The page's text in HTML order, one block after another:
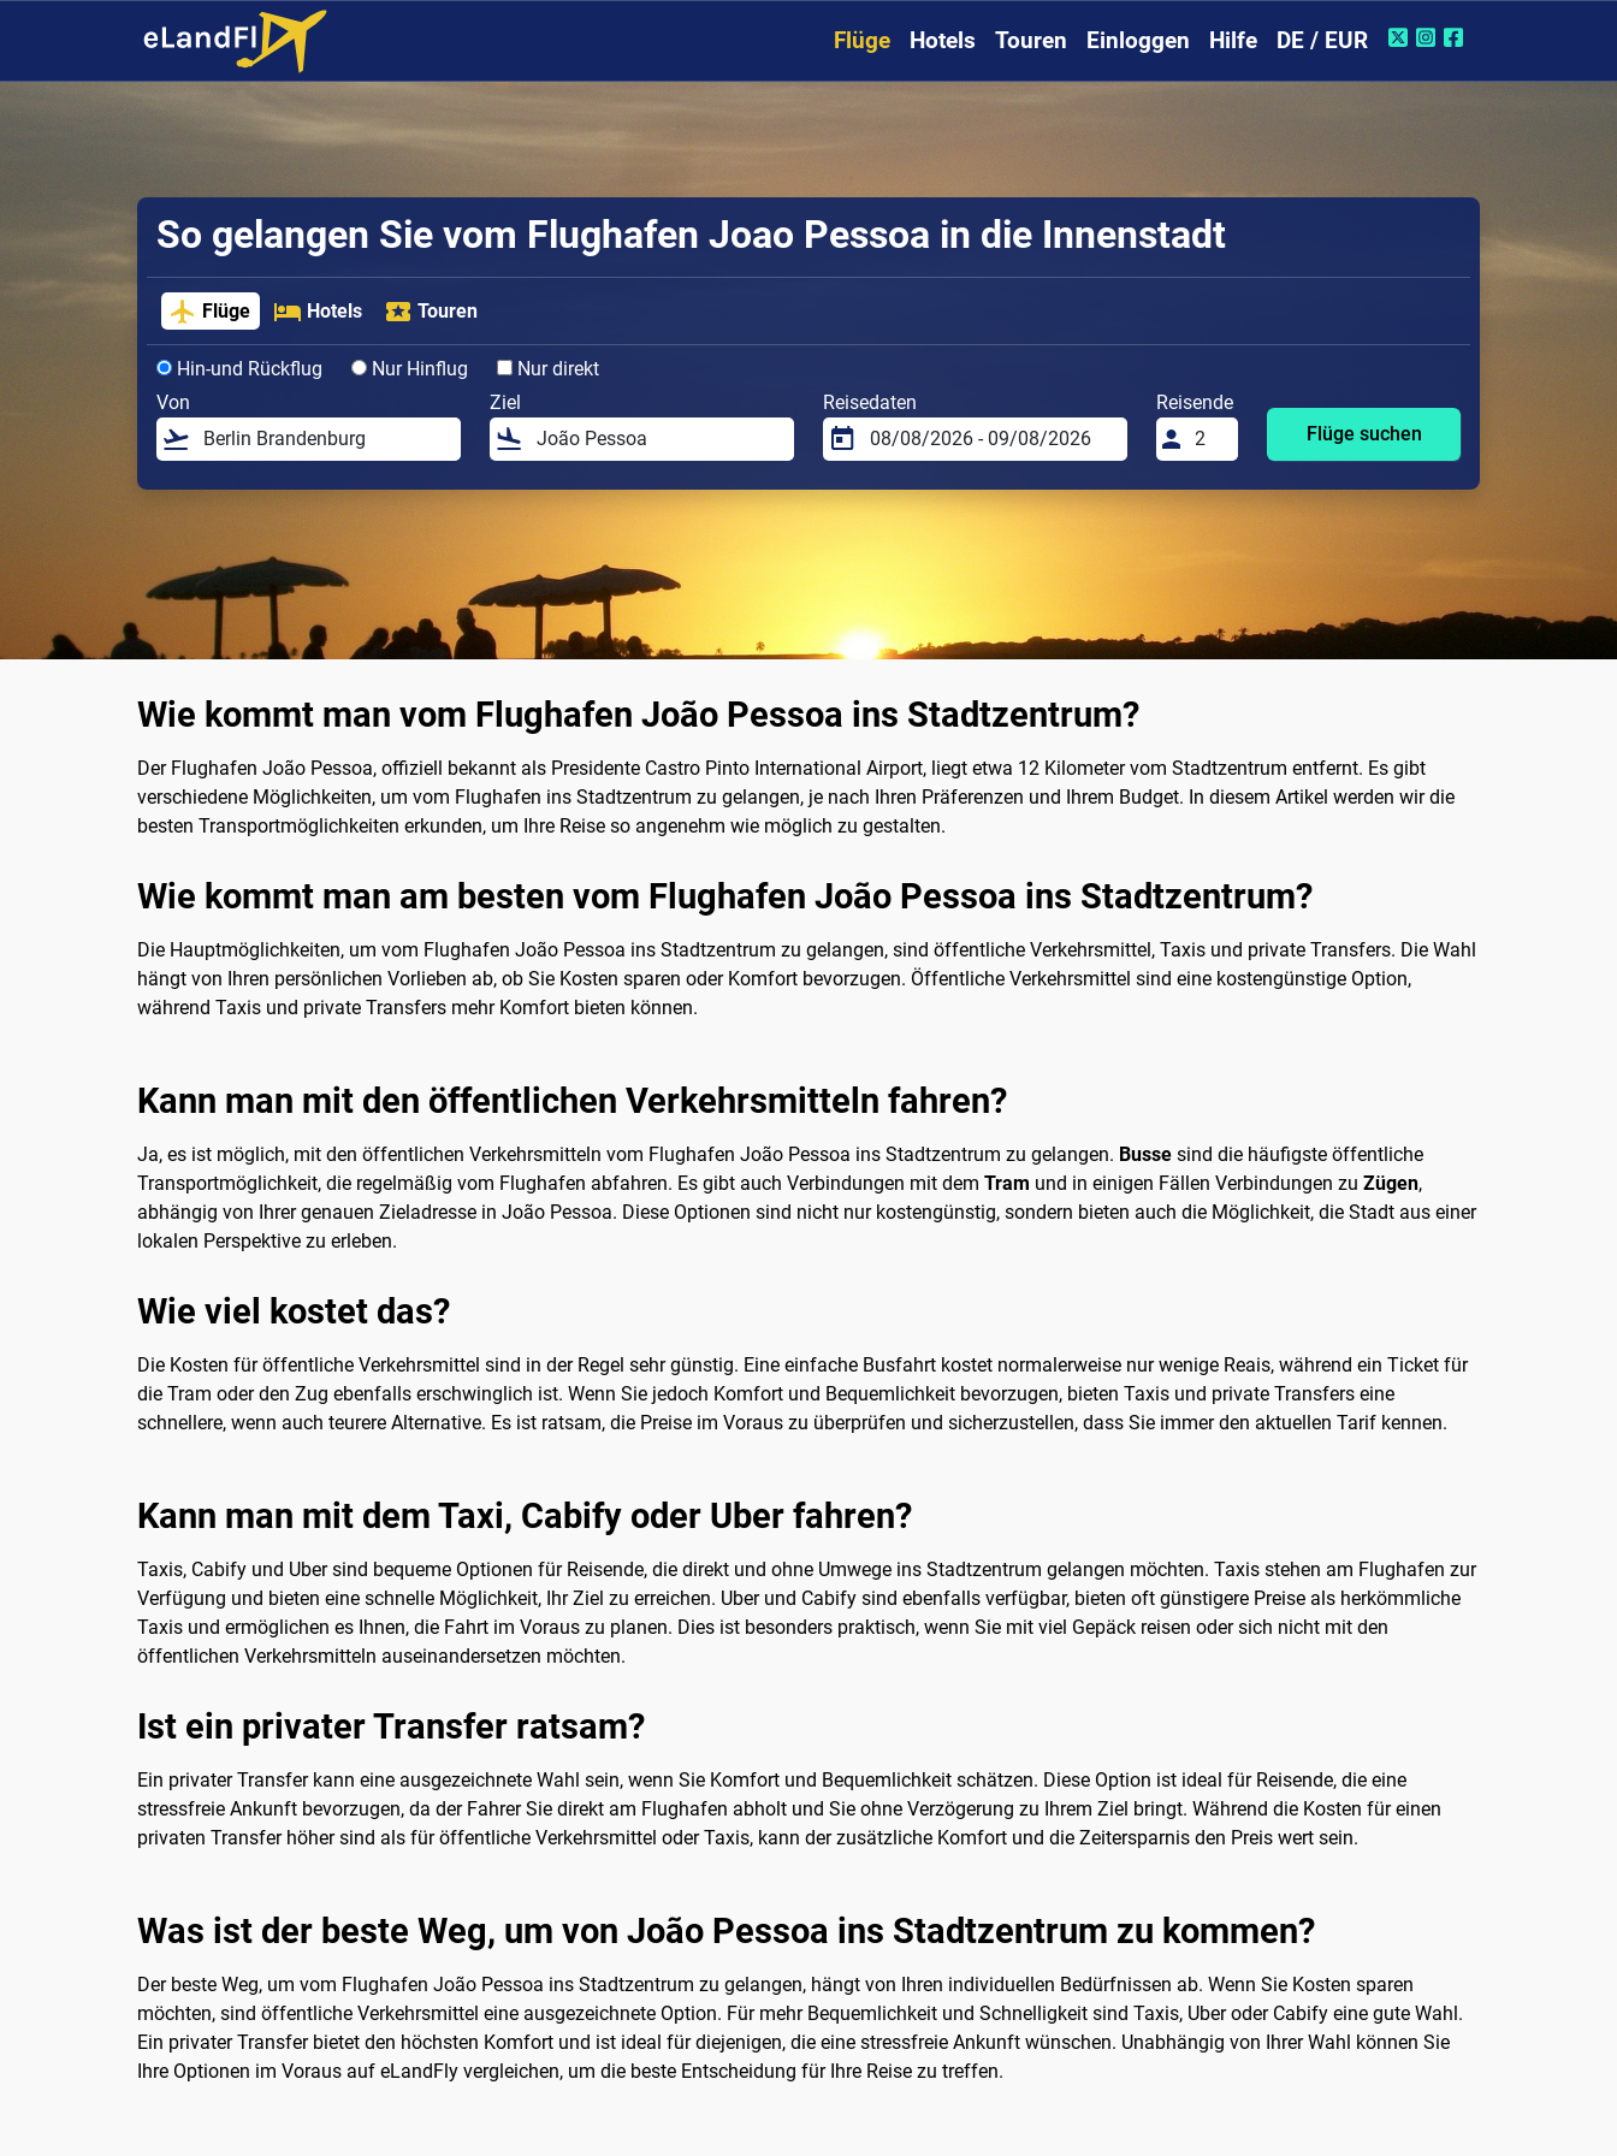
Flüge Hotels Touren Einloggen Hilfe DE / EUR
So gelangen Sie vom Flughafen Joao Pessoa in die Innenstadt
Flüge Hotels Touren
Hin-und Rückflug Nur Hinflug
Nur direkt
Von
Ziel Reisedaten
Reisende
Flüge suchen
Wie kommt man vom Flughafen João Pessoa ins Stadtzentrum?
Der Flughafen João Pessoa, offiziell bekannt als Presidente Castro Pinto International Airport, liegt etwa 12 Kilometer vom Stadtzentrum entfernt. Es gibt
verschiedene Möglichkeiten, um vom Flughafen ins Stadtzentrum zu gelangen, je nach Ihren Präferenzen und Ihrem Budget. In diesem Artikel werden wir die
besten Transportmöglichkeiten erkunden, um Ihre Reise so angenehm wie möglich zu gestalten.
Wie kommt man am besten vom Flughafen João Pessoa ins Stadtzentrum?
Die Hauptmöglichkeiten, um vom Flughafen João Pessoa ins Stadtzentrum zu gelangen, sind öffentliche Verkehrsmittel, Taxis und private Transfers. Die Wahl
hängt von Ihren persönlichen Vorlieben ab, ob Sie Kosten sparen oder Komfort bevorzugen. Öffentliche Verkehrsmittel sind eine kostengünstige Option,
während Taxis und private Transfers mehr Komfort bieten können.
Kann man mit den öffentlichen Verkehrsmitteln fahren?
Ja, es ist möglich, mit den öffentlichen Verkehrsmitteln vom Flughafen João Pessoa ins Stadtzentrum zu gelangen. Busse sind die häufigste öffentliche
Transportmöglichkeit, die regelmäßig vom Flughafen abfahren. Es gibt auch Verbindungen mit dem Tram und in einigen Fällen Verbindungen zu Zügen,
abhängig von Ihrer genauen Zieladresse in João Pessoa. Diese Optionen sind nicht nur kostengünstig, sondern bieten auch die Möglichkeit, die Stadt aus einer
lokalen Perspektive zu erleben.
Wie viel kostet das?
Die Kosten für öffentliche Verkehrsmittel sind in der Regel sehr günstig. Eine einfache Busfahrt kostet normalerweise nur wenige Reais, während ein Ticket für
die Tram oder den Zug ebenfalls erschwinglich ist. Wenn Sie jedoch Komfort und Bequemlichkeit bevorzugen, bieten Taxis und private Transfers eine
schnellere, wenn auch teurere Alternative. Es ist ratsam, die Preise im Voraus zu überprüfen und sicherzustellen, dass Sie immer den aktuellen Tarif kennen.
Kann man mit dem Taxi, Cabify oder Uber fahren?
Taxis, Cabify und Uber sind bequeme Optionen für Reisende, die direkt und ohne Umwege ins Stadtzentrum gelangen möchten. Taxis stehen am Flughafen zur
Verfügung und bieten eine schnelle Möglichkeit, Ihr Ziel zu erreichen. Uber und Cabify sind ebenfalls verfügbar, bieten oft günstigere Preise als herkömmliche
Taxis und ermöglichen es Ihnen, die Fahrt im Voraus zu planen. Dies ist besonders praktisch, wenn Sie mit viel Gepäck reisen oder sich nicht mit den
öffentlichen Verkehrsmitteln auseinandersetzen möchten.
Ist ein privater Transfer ratsam?
Ein privater Transfer kann eine ausgezeichnete Wahl sein, wenn Sie Komfort und Bequemlichkeit schätzen. Diese Option ist ideal für Reisende, die eine
stressfreie Ankunft bevorzugen, da der Fahrer Sie direkt am Flughafen abholt und Sie ohne Verzögerung zu Ihrem Ziel bringt. Während die Kosten für einen
privaten Transfer höher sind als für öffentliche Verkehrsmittel oder Taxis, kann der zusätzliche Komfort und die Zeitersparnis den Preis wert sein.
Was ist der beste Weg, um von João Pessoa ins Stadtzentrum zu kommen?
Der beste Weg, um vom Flughafen João Pessoa ins Stadtzentrum zu gelangen, hängt von Ihren individuellen Bedürfnissen ab. Wenn Sie Kosten sparen
möchten, sind öffentliche Verkehrsmittel eine ausgezeichnete Option. Für mehr Bequemlichkeit und Schnelligkeit sind Taxis, Uber oder Cabify eine gute Wahl.
Ein privater Transfer bietet den höchsten Komfort und ist ideal für diejenigen, die eine stressfreie Ankunft wünschen. Unabhängig von Ihrer Wahl können Sie
Ihre Optionen im Voraus auf eLandFly vergleichen, um die beste Entscheidung für Ihre Reise zu treffen.